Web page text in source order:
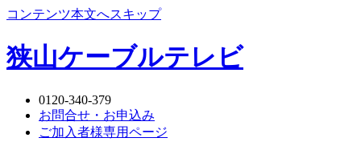
コンテンツ本文へスキップ
狭山ケーブルテレビ
0120-340-379
お問合せ・お申込み
ご加入者様専用ページ